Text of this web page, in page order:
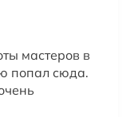
мастеров в
попал сюда.